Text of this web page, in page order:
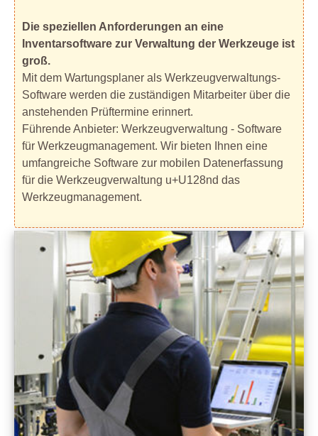
Die speziellen Anforderungen an eine
Inventarsoftware zur Verwaltung der Werkzeuge ist
groß.
Mit dem Wartungsplaner als Werkzeugverwaltungs-
Software werden die zuständigen Mitarbeiter über die
anstehenden Prüftermine erinnert.
Führende Anbieter: Werkzeugverwaltung - Software
für Werkzeugmanagement. Wir bieten Ihnen eine
umfangreiche Software zur mobilen Datenerfassung
für die Werkzeugverwaltung u+U128nd das
Werkzeugmanagement.